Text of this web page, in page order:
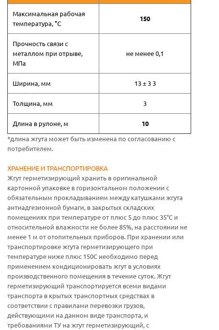
Максимальная рабочая
температура,°С
150
Прочность связи с
металлом при отрыве,
МПа
не менее 0,1
Ширина, мм 13 ± 3 3
Толщина, мм 3
Длина в рулоне, м
10
*длина жгута может быть изменена по согласованию с
потребителем.
ХРАНЕНИЕ И ТРАНСПОРТИРОВКА
Жгут герметизирующий хранить в оригинальной
картонной упаковке в горизонтальном положении с
обязательным прокладыванием между катушками жгута
антиадгезионной бумаги, в закрытых складских
помещениях при температуре от плюс 5 до плюс 35°С и
относительной влажности не более 85%, на расстоянии не
менее 1 м от отопительных приборов. При хранении или
транспортировке жгута герметизирующего при
температуре ниже плюс 150С необходимо перед
применением кондиционировать жгут в условиях
производственного помещения в течение суток. Жгут
герметизирующий транспортируется всеми видами
транспорта в крытых транспортных средствах в
соответствии с правилами перевозки грузов,
действующими на данном виде транспорта, и
требованиями ТУ на жгут герметизирующий, с